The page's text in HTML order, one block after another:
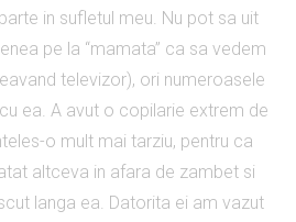
in sufletul meu. Nu pot sa uit
pe la “mamata” ca sa vedem
televizor), ori numeroasele
ea. A avut o copilarie extrem de
o mult mai tarziu, pentru ca
altceva in afara de zambet si
langa ea. Datorita ei am vazut